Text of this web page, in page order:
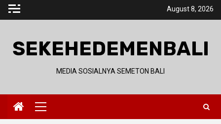
Skip
August 8, 2026
SEKEHEDEMENBALI
MEDIA SOSIALNYA SEMETON BALI
Primary
Menu